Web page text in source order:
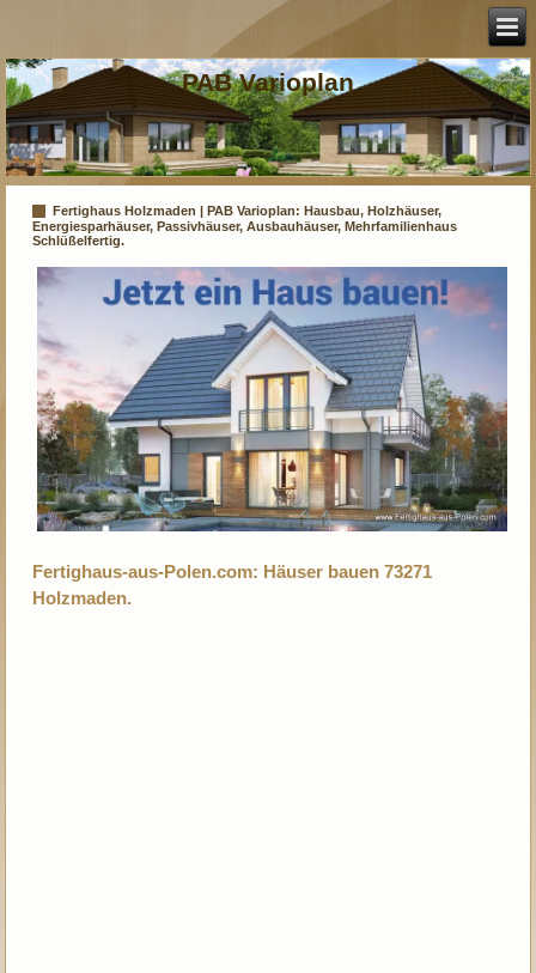
PAB Varioplan
Fertighaus Holzmaden | PAB Varioplan: Hausbau, Holzhäuser,
Energiesparhäuser, Passivhäuser, Ausbauhäuser, Mehrfamilienhaus
Schlüßelfertig.
Fertighaus-aus-Polen.com: Häuser bauen 73271
Holzmaden.